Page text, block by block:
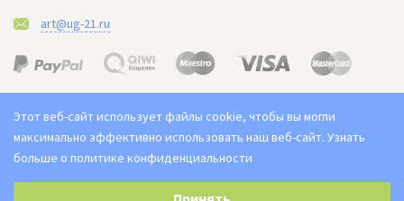
art@ug-21.ru
2021-2026 © "Юг арт" Доставка цветов в Самаре. Букет ЮГ
Цены на сайте не являются публичной офертой
Этот веб-сайт использует файлы cookie, чтобы вы могли
максимально эффективно использовать наш веб-сайт. Узнать
больше о политике конфиденциальности
Выберите настройки cookie